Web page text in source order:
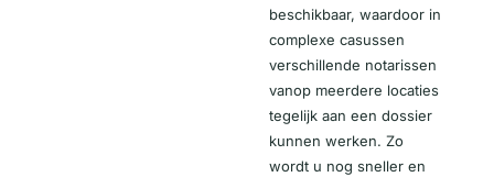
beschikbaar, waardoor in
complexe casussen
verschillende notarissen
vanop meerdere locaties
tegelijk aan een dossier
kunnen werken. Zo
wordt u nog sneller en